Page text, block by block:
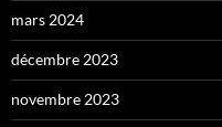
mars 2024
décembre 2023
novembre 2023